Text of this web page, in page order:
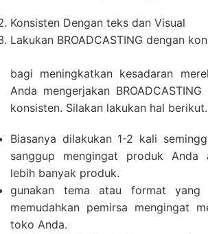
Konsisten Dengan teks dan Visual
Lakukan BROADCASTING dengan
bagi meningkatkan kesadaran
Anda mengerjakan
konsisten. Silakan lakukan hal berikut.
Biasanya dilakukan 1-2 kali
sanggup mengingat produk Anda
lebih banyak produk.
gunakan tema atau format yang
memudahkan pemirsa mengingat
toko Anda.